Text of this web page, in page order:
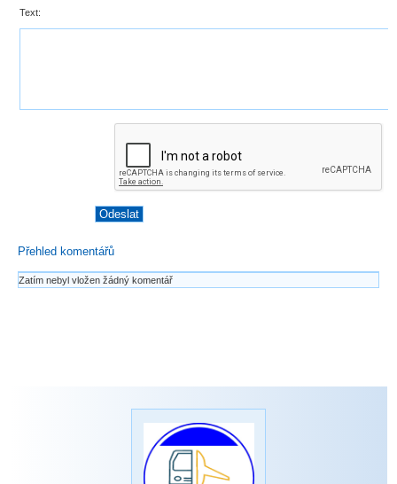
Text:
Přehled komentářů
Zatím nebyl vložen žádný komentář